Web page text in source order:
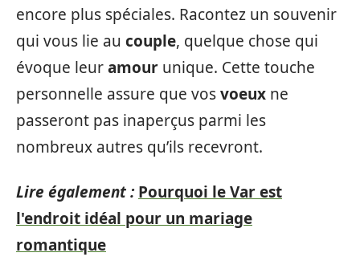
encore plus spéciales. Racontez un souvenir
qui vous lie au couple, quelque chose qui
évoque leuramour unique. Cette touche
personnelle assure que vosvoeux ne
passeront pas inaperçus parmi les
nombreux autres qu’ils recevront.
Lire également : Pourquoi le Var est
l'endroit idéal pour un mariage
romantique